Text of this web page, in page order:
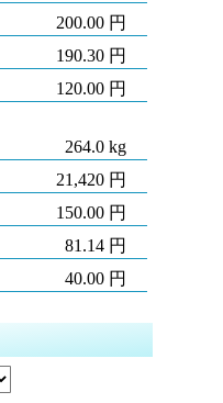
200.00 円
190.30 円
120.00 円
264.0 kg
21,420 円
150.00 円
81.14 円
40.00 円